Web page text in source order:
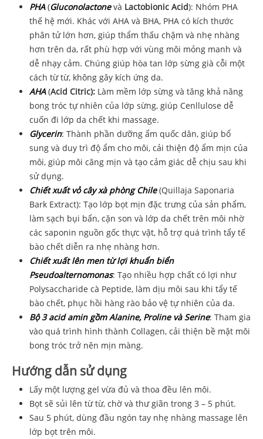
PHA(Gluconolactonevà Lactobionic Acid): Nhóm PHA
thế hệ mới. Khác với AHA và BHA, PHA có kích thước
phân tử lớn hơn, giúp thẩm thấu chậm và nhẹ nhàng
hơn trên da, rất phù hợp với vùng môi mỏng manh và
dễ nhạy cảm. Chúng giúp hòa tan lớp sừng già cỗi một
cách từ từ, không gây kích ứng da.
AHA(Acid Citric): Làm mềm lớp sừng và tăng khả năng
bong tróc tự nhiên của lớp sừng, giúp Cenllulose dễ
cuốn đi lớp da chết khi massage.
Glycerin: Thành phần dưỡng ẩm quốc dân, giúp bổ
sung và duy trì độ ẩm cho môi, cải thiện độ ẩm mịn của
môi, giúp môi căng mịn và tạo cảm giác dễ chịu sau khi
sử dụng.
Chiết xuất vỏ cây xà phòng Chile(Quillaja Saponaria
Bark Extract): Tạo lớp bọt mịn đặc trưng của sản phẩm,
làm sạch bụi bẩn, cặn son và lớp da chết trên môi nhờ
các saponin nguồn gốc thực vật, hỗ trợ quá trình tẩy tế
bào chết diễn ra nhẹ nhàng hơn.
Chiết xuất lên men từ lợi khuẩn biển
Pseudoalternomonas: Tạo nhiều hợp chất có lợi như
Polysaccharide cà Peptide, làm dịu môi sau khi tẩy tế
bào chết, phục hồi hàng rào bảo vệ tự nhiên của da.
Bộ 3 acid amin gồm Alanine, Proline và Serine: Tham gia
vào quá trình hình thành Collagen, cải thiện bề mặt môi
bong tróc trở nên mịn màng.
Hướng dẫn sử dụng
Lấy một lượng gel vừa đủ và thoa đều lên môi.
Bọt sẽ sủi lên từ từ, chờ và thư giãn trong 3 – 5 phút.
Sau 5 phút, dùng đầu ngón tay nhẹ nhàng massage lên
lớp bọt trên môi.